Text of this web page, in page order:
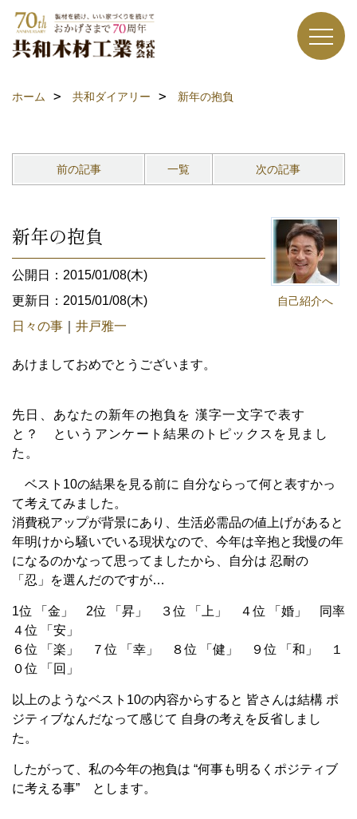
ホーム 共和ダイアリー 新年の抱負
前の記事 一覧 次の記事
自己紹介へ
新年の抱負
公開日：2015/01/08(木)
更新日：2015/01/08(木)
日々の事
井戸雅一
あけましておめでとうございます。
先日、あなたの新年の抱負を 漢字一文字で表す
と？ というアンケート結果のトピックスを見まし
た。
ベスト10の結果を見る前に 自分ならって何と表すかっ
て考えてみました。
消費税アップが背景にあり、生活必需品の値上げがあると
年明けから騒いでいる現状なので、今年は辛抱と我慢の年
になるのかなって思ってましたから、自分は 忍耐の
「忍」を選んだのですが…
1位 「金」 2位 「昇」 ３位 「上」 ４位 「婚」 同率
４位 「安」
６位 「楽」 ７位 「幸」 ８位 「健」 ９位 「和」 １
０位 「回」
以上のようなベスト10の内容からすると 皆さんは結構 ポ
ジティブなんだなって感じて 自身の考えを反省しまし
た。
したがって、私の今年の抱負は “何事も明るくポジティブ
に考える事” とします。